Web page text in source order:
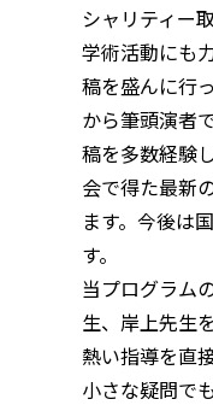
シャリティー
学術活動にも
稿を盛んに行
から筆頭演者
稿を多数経験
会で得た最新
ます。今後は
す。
当プログラム
生、岸上先生
熱い指導を直
小さな疑問で